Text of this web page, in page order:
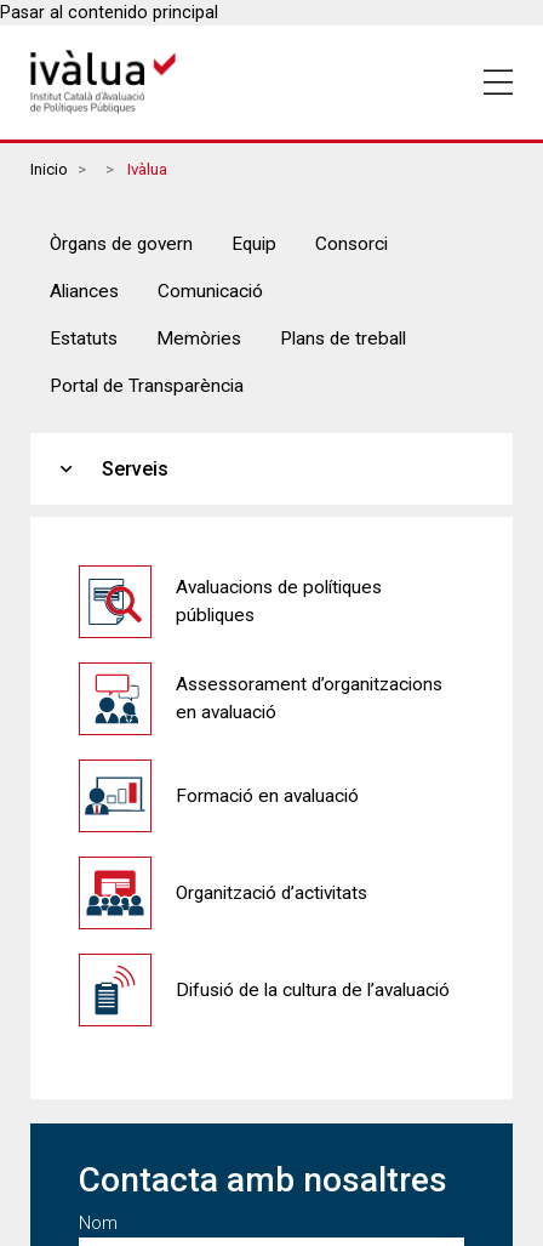
Pasar al contenido principal
Breadcrumbs
Inicio Ivàlua
Menú
Ivàlua
Òrgans de govern Equip Consorci
Aliances Comunicació
Menú
Ivàlua
Estatuts Memòries Plans de treball
Portal de Transparència
expand_more Serveis
Avaluacions de polítiques
públiques
Assessorament d’organitzacions
en avaluació
Formació en avaluació
Organització d’activitats
Difusió de la cultura de l’avaluació
Contacta amb nosaltres
Nom